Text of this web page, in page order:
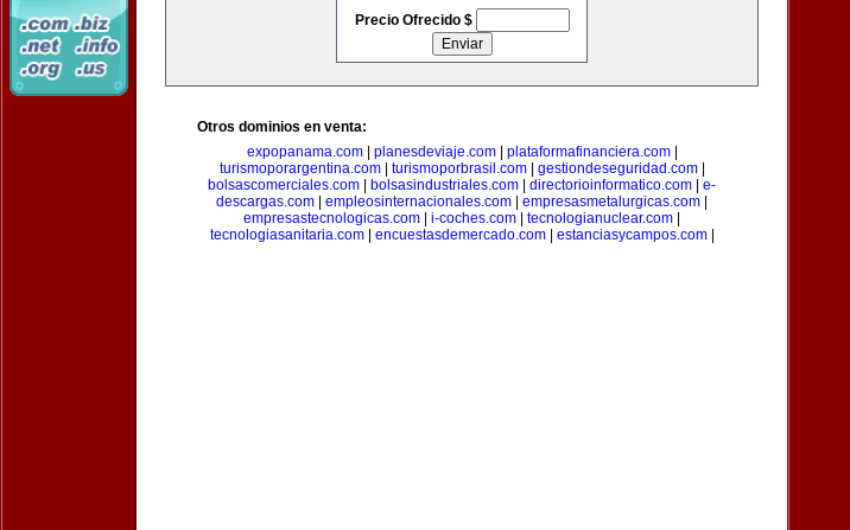
Precio Ofrecido $
Otros dominios en venta:
expopanama.com| planesdeviaje.com| plataformafinanciera.com|
turismoporargentina.com| turismoporbrasil.com| gestiondeseguridad.com|
bolsascomerciales.com
bolsasindustriales.com directorioinformatico.com
e-
descargas.com
empleosinternacionales.com empresasmetalurgicas.com
empresastecnologicas.com
i-coches.com tecnologianuclear.com
tecnologiasanitaria.com| encuestasdemercado.com| estanciasycampos.com|